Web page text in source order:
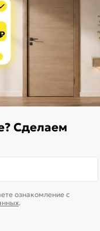
укомплектована
практически
Сделаем
ознакомление c
.